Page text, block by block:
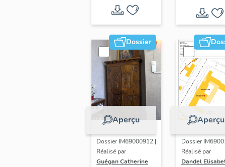
Dossier
Aperçu
Dossier IM69000912 |
Réalisé par
Guégan Catherine
Aperçu
Dossier
Réalisé par
Dandel